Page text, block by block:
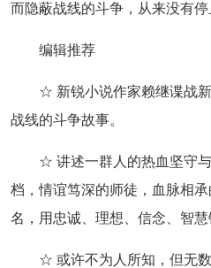
而隐蔽战线的斗争，从来没有
编辑推荐
☆ 新锐小说作家赖继谍战
战线的斗争故事。
☆ 讲述一群人的热血坚守
档，情谊笃深的师徒，血脉相
名，用忠诚、理想、信念、智慧
☆ 或许不为人所知，但无